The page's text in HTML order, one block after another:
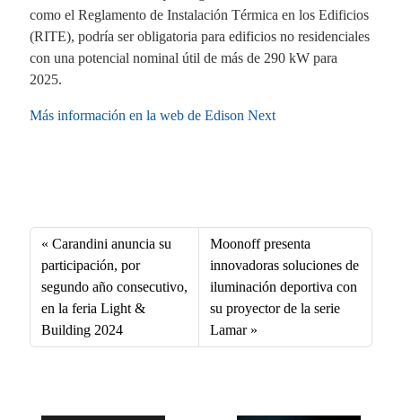
como el Reglamento de Instalación Térmica en los Edificios
(RITE), podría ser obligatoria para edificios no residenciales
con una potencial nominal útil de más de 290 kW para
2025.
Más información en la web de Edison Next
bo
ok
ed
In
ail
ts
A
pp
Carandini anuncia su
participación, por
segundo año consecutivo,
en la feria Light &
Building 2024
Moonoff presenta
innovadoras soluciones de
iluminación deportiva con
su proyector de la serie
Lamar